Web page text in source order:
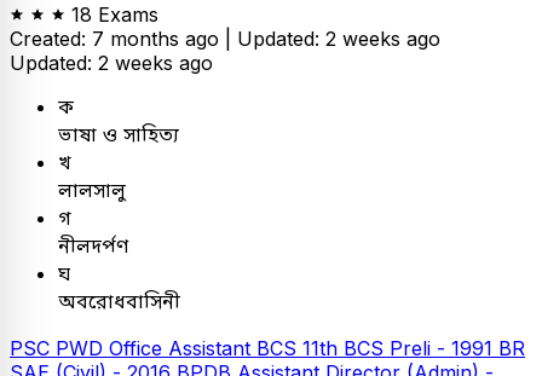
18 Exams
Created: 7 months ago | Updated: 2 weeks ago
Updated: 2 weeks ago
ক
ভাষা ও সাহিত্য
খ
লালসালু
গ
নীলদর্পণ
ঘ
অবরোধবাসিনী
PSC PWD Office Assistant BCS 11th BCS Preli - 1991 BR